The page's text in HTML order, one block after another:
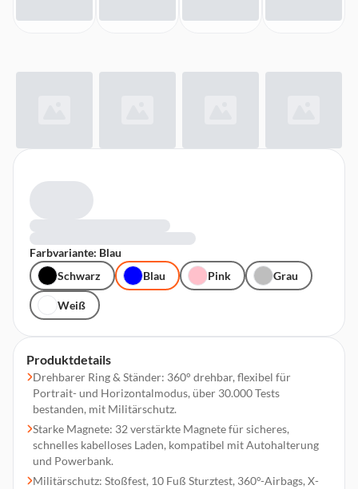
Produktdetails
Drehbarer Ring & Ständer: 360° drehbar, flexibel für
Portrait- und Horizontalmodus, über 30.000 Tests
bestanden, mit Militärschutz.
Starke Magnete: 32 verstärkte Magnete für sicheres,
schnelles kabelloses Laden, kompatibel mit Autohalterung
und Powerbank.
Militärschutz: Stoßfest, 10 Fuß Sturztest, 360°-Airbags, X-
Farbvariante: Blau
Schwarz
Blau Pink Grau
Weiß